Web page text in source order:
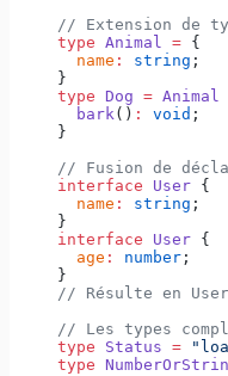
// Extension de
type Animal = {
  name
: string ;
}
type Dog = Animal
  bark
() : void ;
}
// Fusion de
interface User {
  name
: string ;
}
interface User {
  age
: number ;
}
// Résulte en
// Les types
type Status =
type